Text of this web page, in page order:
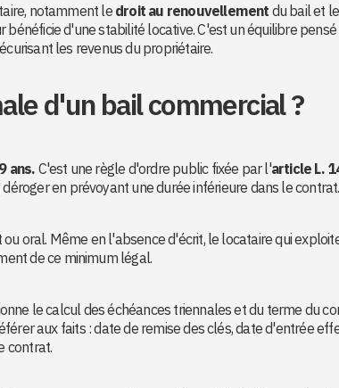
notamment ledroit au renouvellementdu bail et le
bénéficie d'une stabilité locative. C'est un équilibre
les revenus du propriétaire.
d'un bail commercial ?
ans.C'est une règle d'ordre public fixée par l'article L.
en prévoyant une durée inférieure dans le contrat.
oral. Même en l'absence d'écrit, le locataire qui
de ce minimum légal.
le calcul des échéances triennales et du terme du
aux faits : date de remise des clés, date d'entrée
contrat.